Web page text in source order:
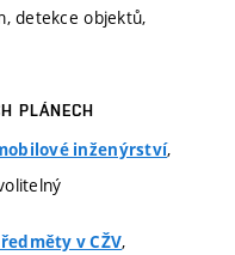
detekce objektů,
PLÁNECH
inženýrství,
v CŽV,